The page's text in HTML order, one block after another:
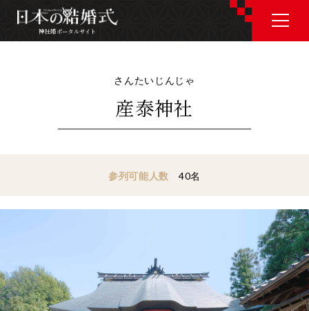
J P E N
和婚コラム
神社婚ポータルサイト
さんたいじんじゃ
産泰神社
参列可能人数 40名